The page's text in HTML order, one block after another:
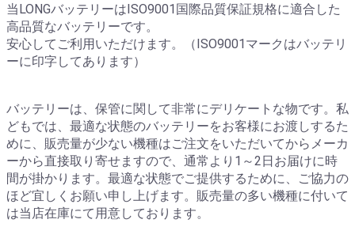
当LONGバッテリーはISO9001国際品質保証規格に適合した
高品質なバッテリーです。
安心してご利用いただけます。（ISO9001マークはバッテリ
ーに印字してあります）
バッテリーは、保管に関して非常にデリケートな物です。私
どもでは、最適な状態のバッテリーをお客様にお渡しするた
めに、販売量が少ない機種はご注文をいただいてからメーカ
ーから直接取り寄せますので、通常より1～2日お届けに時
間が掛かります。最適な状態でご提供するために、ご協力の
ほど宜しくお願い申し上げます。販売量の多い機種に付いて
は当店在庫にて用意しております。